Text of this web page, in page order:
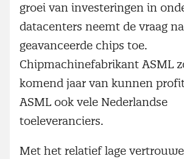
groei van investeringen in
datacenters neemt de vraag
geavanceerde chips toe.
Chipmachinefabrikant ASML
komend jaar van kunnen
ASML ook vele Nederlandse
toeleveranciers.
Met het relatief lage